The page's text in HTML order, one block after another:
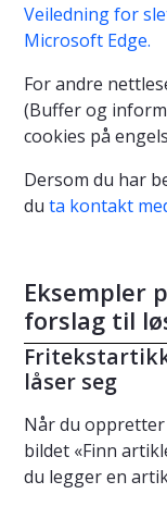
Veiledning for
Microsoft Edge.
For andre
(Buffer og
cookies på
Dersom du har
du ta kontakt
Eksempler
forslag til
låser seg
Når du
bildet «Finn
du legger en